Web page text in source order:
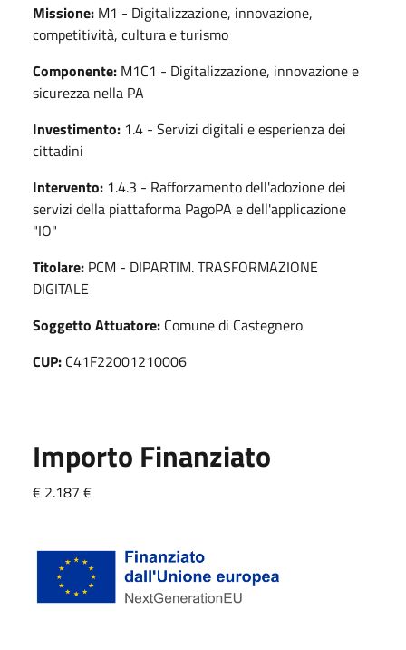
Missione: M1 - Digitalizzazione, innovazione,
competitività, cultura e turismo
Componente: M1C1 - Digitalizzazione, innovazione e
sicurezza nella PA
Investimento: 1.4 - Servizi digitali e esperienza dei
cittadini
Intervento: 1.4.3 - Rafforzamento dell'adozione dei
servizi della piattaforma PagoPA e dell'applicazione
"IO"
Titolare: PCM - DIPARTIM. TRASFORMAZIONE
DIGITALE
Soggetto Attuatore: Comune di Castegnero
CUP: C41F22001210006
Importo Finanziato
€ 2.187 €